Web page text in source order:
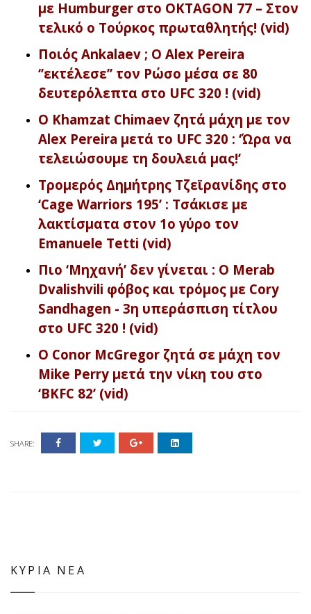
με Humburger στο OKTAGON 77 – Στον
τελικό ο Τούρκος πρωταθλητής! (vid)
Ποιός Ankalaev ; Ο Alex Pereira
‘’εκτέλεσε’’ τον Ρώσο μέσα σε 80
δευτερόλεπτα στο UFC 320 ! (vid)
Ο Khamzat Chimaev ζητά μάχη με τον
Alex Pereira μετά το UFC 320 : ‘Ώρα να
τελειώσουμε τη δουλειά μας!’
Tρομερός Δημήτρης Τζεϊρανίδης στο
‘Cage Warriors 195’ : Τσάκισε με
λακτίσματα στον 1ο γύρο τον
Emanuele Tetti (vid)
Πιο ‘Μηχανή’ δεν γίνεται : Ο Merab
Dvalishvili φόβος και τρόμος με Cory
Sandhagen - 3η υπεράσπιση τίτλου
στο UFC 320 ! (vid)
Ο Conor McGregor ζητά σε μάχη τον
Mike Perry μετά την νίκη του στο
‘BKFC 82’ (vid)
SHARE:
ΚΥΡΙΑ ΝΕΑ